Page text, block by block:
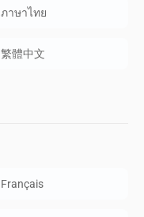
ภาษาไทย
繁體中文
Français